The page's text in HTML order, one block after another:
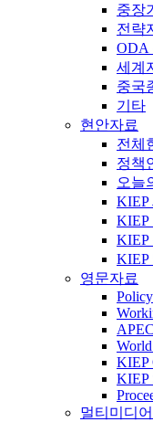
중장
전략
ODA
세계
중국
기타
현안자료
전체
정책
오늘
KIEP
KIEP
KIEP
KIEP
영문자료
KIEP
KIEP
멀티미디